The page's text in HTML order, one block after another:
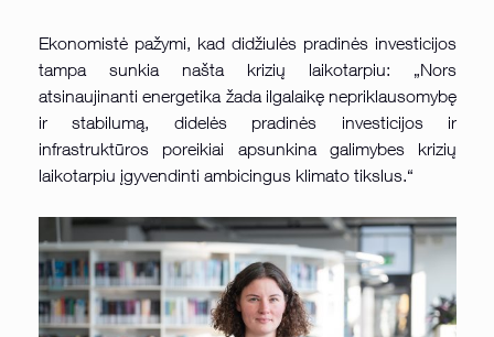
Ekonomistė pažymi, kad didžiulės pradinės investicijos
tampa sunkia našta krizių laikotarpiu: „Nors
atsinaujinanti energetika žada ilgalaikę nepriklausomybę
ir stabilumą, didelės pradinės investicijos ir
infrastruktūros poreikiai apsunkina galimybes krizių
laikotarpiu įgyvendinti ambicingus klimato tikslus.“